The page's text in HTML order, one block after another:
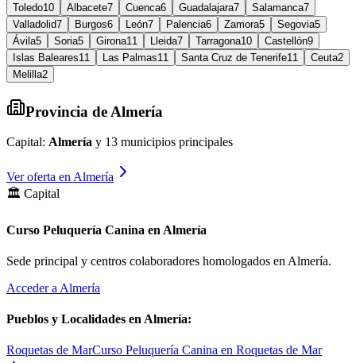
Toledo10 Albacete7 Cuenca6 Guadalajara7 Salamanca7
Valladolid7 Burgos6 León7 Palencia6 Zamora5 Segovia5
Ávila5 Soria5 Girona11 Lleida7 Tarragona10 Castellón9
Islas Baleares11 Las Palmas11 Santa Cruz de Tenerife11 Ceuta2
Melilla2
Provincia de Almería
Capital: Almería y 13 municipios principales
Ver oferta en Almería
🏛️ Capital
Curso Peluquería Canina en Almería
Sede principal y centros colaboradores homologados en Almería.
Acceder a Almería
Pueblos y Localidades en Almería:
Roquetas de MarCurso Peluquería Canina en Roquetas de Mar